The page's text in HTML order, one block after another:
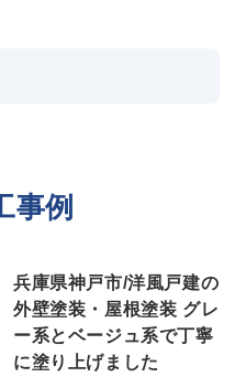
事例
兵庫県神戸市/洋風戸建の
外壁塗装・屋根塗装 グレ
ー系とベージュ系で丁寧
に塗り上げました